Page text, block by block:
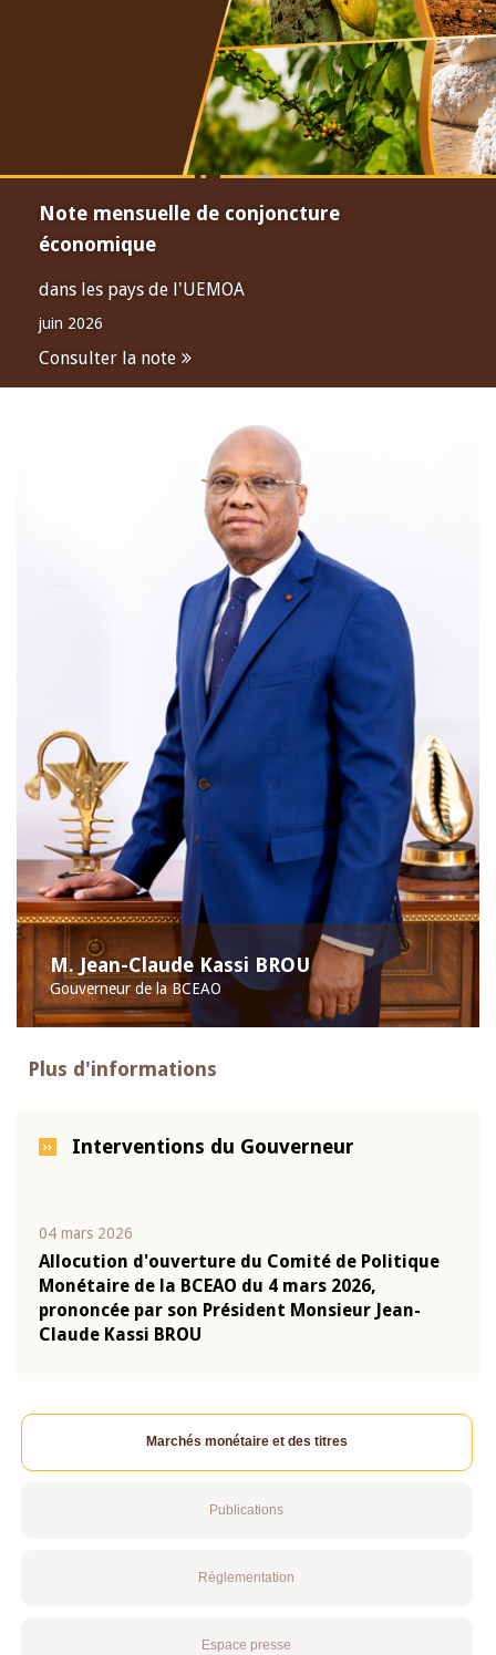
Note mensuelle de conjoncture
économique
dans les pays de l'UEMOA
juin 2026
Consulter la note
M. Jean-Claude Kassi BROU
Gouverneur de la BCEAO
Plus d'informations
Interventions du Gouverneur
04 mars 2026
Allocution d'ouverture du Comité de Politique
Monétaire de la BCEAO du 4 mars 2026,
prononcée par son Président Monsieur Jean-
Claude Kassi BROU
Marchés monétaire et des titres
Publications
Réglementation
Espace presse